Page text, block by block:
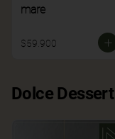
mare
$59.900
Dolce Dessert